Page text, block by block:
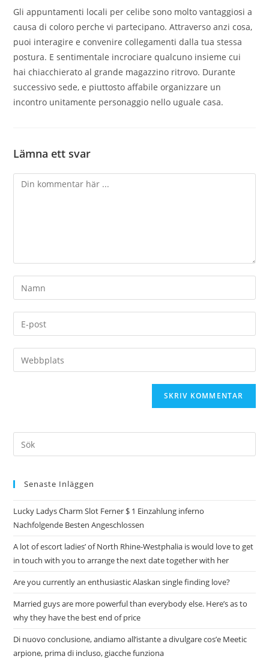
Gli appuntamenti locali per celibe sono molto vantaggiosi a
causa di coloro perche vi partecipano. Attraverso anzi cosa,
puoi interagire e convenire collegamenti dalla tua stessa
postura. E sentimentale incrociare qualcuno insieme cui
hai chiacchierato al grande magazzino ritrovo. Durante
successivo sede, e piuttosto affabile organizzare un
incontro unitamente personaggio nello uguale casa.
Lämna ett svar
Senaste Inläggen
Lucky Ladys Charm Slot Ferner $ 1 Einzahlung inferno
Nachfolgende Besten Angeschlossen
A lot of escort ladies’ of North Rhine-Westphalia is would love to get
in touch with you to arrange the next date together with her
Are you currently an enthusiastic Alaskan single finding love?
Married guys are more powerful than everybody else. Here’s as to
why they have the best end of price
Di nuovo conclusione, andiamo all’istante a divulgare cos’e Meetic
arpione, prima di incluso, giacche funziona